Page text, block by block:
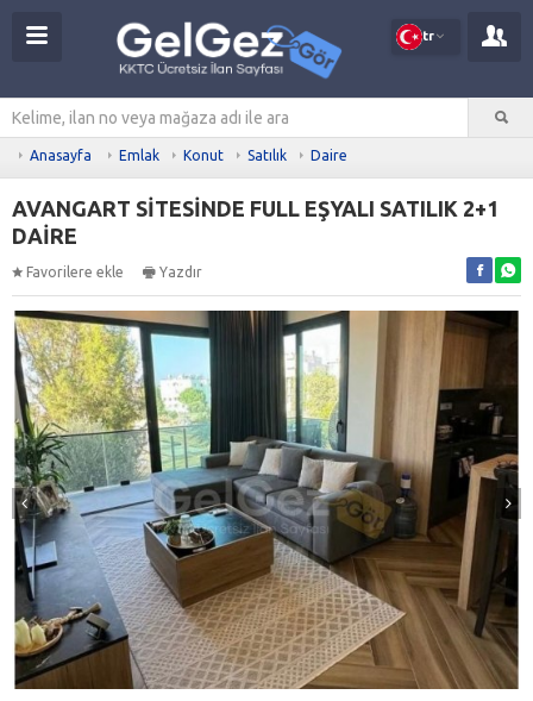
tr
Anasayfa Emlak Konut Satılık Daire
AVANGART SİTESİNDE FULL EŞYALI SATILIK 2+1
DAİRE
Favorilere ekle Yazdır